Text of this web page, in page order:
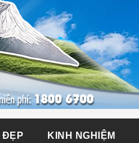
ĐẸP KINH NGHIỆM